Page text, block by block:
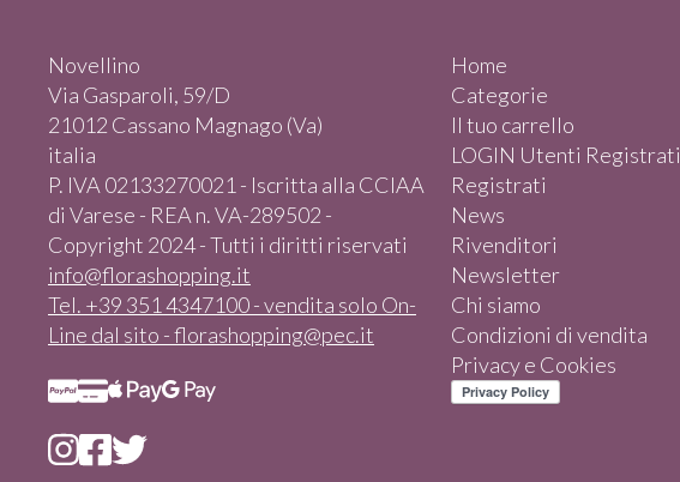
Novellino
Via Gasparoli, 59/D
21012 Cassano Magnago (Va)
italia
P. IVA 02133270021 - Iscritta alla CCIAA
di Varese - REA n. VA-289502 -
Copyright 2024 - Tutti i diritti riservati
info@florashopping.it
Tel. +39 351 4347100 - vendita solo On-
Line dal sito - florashopping@pec.it
Home
Categorie
Il tuo carrello
LOGIN Utenti Registrati
Registrati
News
Rivenditori
Newsletter
Chi siamo
Condizioni di vendita
Privacy e Cookies